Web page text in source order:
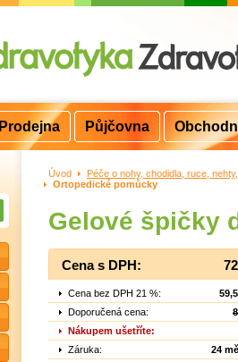
Úvod >
Péče o nohy, chodidla, ruce,
Ortopedické pomůcky
Gelové špičky
Cena s DPH:
Cena bez DPH 21 %:
Doporučená cena:
Nákupem ušetříte:
Záruka:
24
Prodejna Půjčovna